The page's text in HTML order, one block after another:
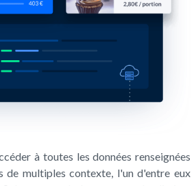
à toutes les données renseignées
de multiples contexte, l'un d'entre eux